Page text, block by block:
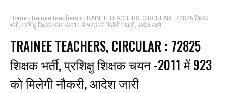
Home trainee teachers
TRAINEE TEACHERS, CIRCULAR : 72825 शिक्षक
भर्ती, प्रशिक्षु शिक्षक चयन -2011 में 923 को मिलेगी नौकरी, आदेश जारी
TRAINEE TEACHERS, CIRCULAR : 72825
शिक्षक भर्ती, प्रशिक्षु शिक्षक चयन -2011 में 923
को मिलेगी नौकरी, आदेश जारी